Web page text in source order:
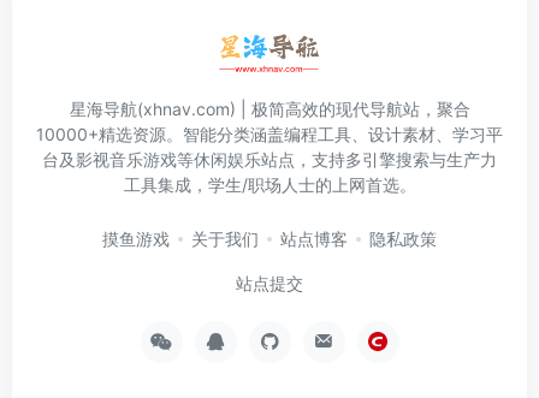
星海导航(xhnav.com) | 极简高效的现代导航站，聚合
10000+精选资源。智能分类涵盖编程工具、设计素材、学习平
台及影视音乐游戏等休闲娱乐站点，支持多引擎搜索与生产力
工具集成，学生/职场人士的上网首选。
摸鱼游戏 关于我们 站点博客 隐私政策
站点提交